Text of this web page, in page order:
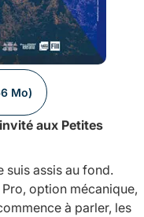
Mo)
aux Petites
suis assis au fond.
option mécanique,
à parler, les